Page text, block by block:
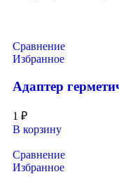
Сравнение
Избранное
Адаптер
1 ₽
В корзину
Сравнение
Избранное